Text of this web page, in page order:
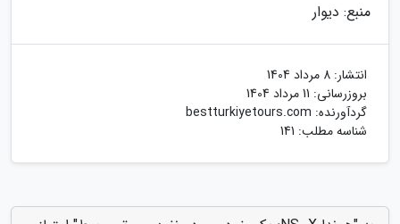
منبع: دیوار
انتشار: 8 مرداد 1404
بروزرسانی: 11 مرداد 1404
گردآورنده: bestturkiyetours.com
شناسه مطلب: 141